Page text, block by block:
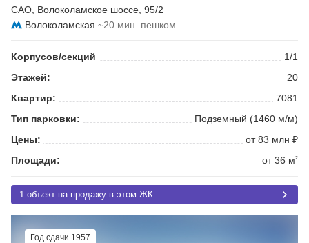
САО Волоколамское шоссе , 95/2
Волоколамская ~20 мин. пешком
Корпусов/секций
1/1
Этажей:
20
Квартир:
7081
Тип парковки:
Подземный (1460 м/м)
Цены:
от 83 млн ₽
Площади:
от 36 м2
1 объект на продажу в этом ЖК
Год сдачи 1957